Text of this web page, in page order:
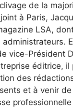
de la
à Paris,
LSA,
administrateurs.
vice-Président
éditrice, il
des
et à venir